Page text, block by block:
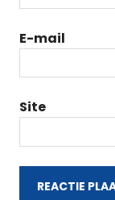
E-mail
Site